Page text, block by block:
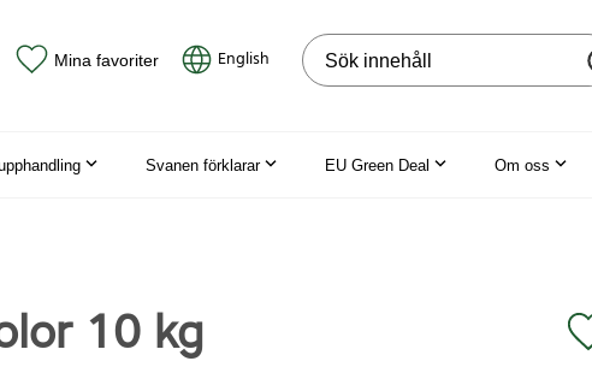
Mina favoriter English Sök på webbplatsen
Svanen förklarar EU Green Deal Om oss
10 kg